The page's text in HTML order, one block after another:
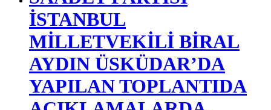
Pet Fellas Hayvanları Yeni
Aileleriyle Buluşturuyor
SAADET PARTİSİ
İSTANBUL